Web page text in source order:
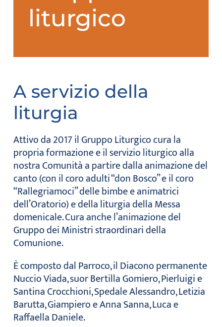
liturgico
A servizio della
liturgia
Attivo da 2017 il Gruppo Liturgico cura la
propria formazione e il servizio liturgico alla
nostra Comunità a partire dalla animazione del
canto (con il coro adulti “don Bosco” e il coro
“Rallegriamoci” delle bimbe e animatrici
dell’Oratorio) e della liturgia della Messa
domenicale. Cura anche l’animazione del
Gruppo dei Ministri straordinari della
Comunione.
È composto dal Parroco, il Diacono permanente
Nuccio Viada, suor Bertilla Gomiero, Pierluigi e
Santina Crocchioni, Spedale Alessandro, Letizia
Barutta, Giampiero e Anna Sanna, Luca e
Raffaella Daniele.